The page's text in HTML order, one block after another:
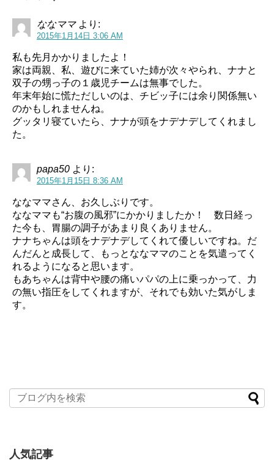
ななママ より:
2015年1月14日 3:06 AM
私も先月かかりましたよ！
家は両親、私、遊びに来ていた姉が次々やられ、ナナと
双子の甥っ子の１歳児チームは無事でした。
年末年始に慌ただしいのは、チビッ子には余り関係無い
のかもしれませんね。
グッタリ寝ていたら、ナナが頭をナデナデしてくれまし
た。
papa50 より:
2015年1月15日 8:36 AM
ななママさん、お久しぶりです。
ななママも“お腹の風邪”にかかりましたか！ 数日経っ
た今も、胃腸の調子があまり良くありません。
ナナちゃんは頭をナデナデしてくれて優しいですね。だ
んだんと成長して、もっとななママのことを気遣ってく
れるようになると思います。
もあちゃんは背中や腰の痛いパパの上に乗っかって、力
の無い指圧をしてくれますが、それでも効いた気がしま
す。
人気記事